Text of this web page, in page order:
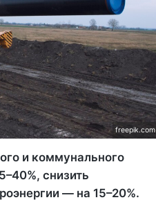
freepik.com
и коммунального
снизить
— на 15–20%.